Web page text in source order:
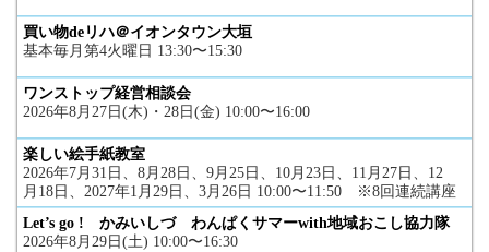
買い物deリハ＠イオンタウン大垣
基本毎月第4火曜日 13:30〜15:30
ワンストップ経営相談会
2026年8月27日(木)・28日(金) 10:00〜16:00
楽しい絵手紙教室
2026年7月31日、8月28日、9月25日、10月23日、11月27日、12
月18日、2027年1月29日、3月26日 10:00〜11:50 ※8回連続講座
Let’s go ! かみいしづ わんぱくサマーwith地域おこし協力隊
2026年8月29日(土) 10:00〜16:30